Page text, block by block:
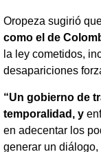
Oropeza sugirió
como el de
la ley cometidos,
desapariciones
“Un gobierno de
temporalidad, y
en adecentar los
generar un